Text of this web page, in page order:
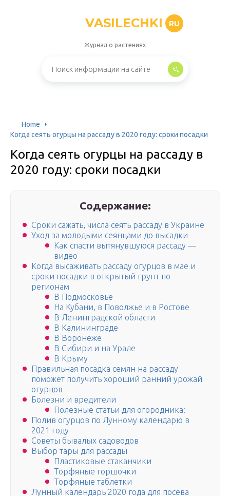
VASILECHKI RU
Журнал о растениях
Home
Когда сеять огурцы на рассаду в 2020 году: сроки посадки
Когда сеять огурцы на рассаду в
2020 году: сроки посадки
Содержание:
Сроки сажать, числа сеять рассаду в Украине
Уход за молодыми сеянцами до высадки
Как спасти вытянувшуюся рассаду —
видео
Когда высаживать рассаду огурцов в мае и
сроки посадки в открытый грунт по
регионам
В Подмосковье
На Кубани, в Поволжье и в Ростове
В Ленинградской области
В Калининграде
В Воронеже
В Сибири и на Урале
В Крыму
Правильная посадка семян на рассаду
поможет получить хороший ранний урожай
огурцов
Болезни и вредители
Полезные статьи для огородника:
Полив огурцов по Лунному календарю в
2021 году
Советы бывалых садоводов
Выбор тары для рассады
Пластиковые стаканчики
Торфяные горшочки
Торфяные таблетки
Лунный календарь 2020 года для посева